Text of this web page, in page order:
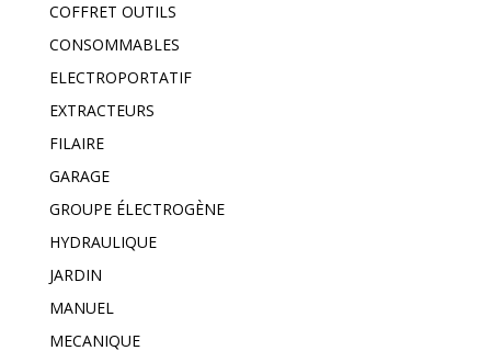
COFFRET OUTILS
CONSOMMABLES
ELECTROPORTATIF
EXTRACTEURS
FILAIRE
GARAGE
GROUPE ÉLECTROGÈNE
HYDRAULIQUE
JARDIN
MANUEL
MECANIQUE